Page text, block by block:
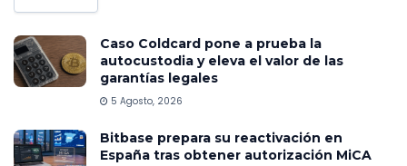
Caso Coldcard pone a prueba la
autocustodia y eleva el valor de las
garantías legales
5 Agosto, 2026
Bitbase prepara su reactivación en
España tras obtener autorización MiCA